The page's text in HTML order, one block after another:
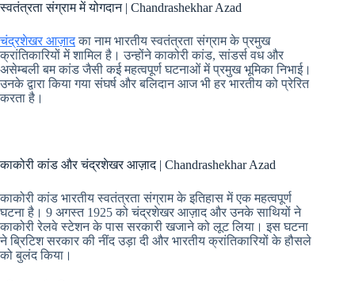
स्वतंत्रता संग्राम में योगदान | Chandrashekhar Azad
चंद्रशेखर आज़ादका नाम भारतीय स्वतंत्रता संग्राम के प्रमुख
क्रांतिकारियों में शामिल है। उन्होंने काकोरी कांड, सांडर्स वध और
असेम्बली बम कांड जैसी कई महत्वपूर्ण घटनाओं में प्रमुख भूमिका निभाई।
उनके द्वारा किया गया संघर्ष और बलिदान आज भी हर भारतीय को प्रेरित
करता है।
काकोरी कांड और चंद्रशेखर आज़ाद | Chandrashekhar Azad
काकोरी कांड भारतीय स्वतंत्रता संग्राम के इतिहास में एक महत्वपूर्ण
घटना है। 9 अगस्त 1925 को चंद्रशेखर आज़ाद और उनके साथियों ने
काकोरी रेलवे स्टेशन के पास सरकारी खजाने को लूट लिया। इस घटना
ने ब्रिटिश सरकार की नींद उड़ा दी और भारतीय क्रांतिकारियों के हौसले
को बुलंद किया।